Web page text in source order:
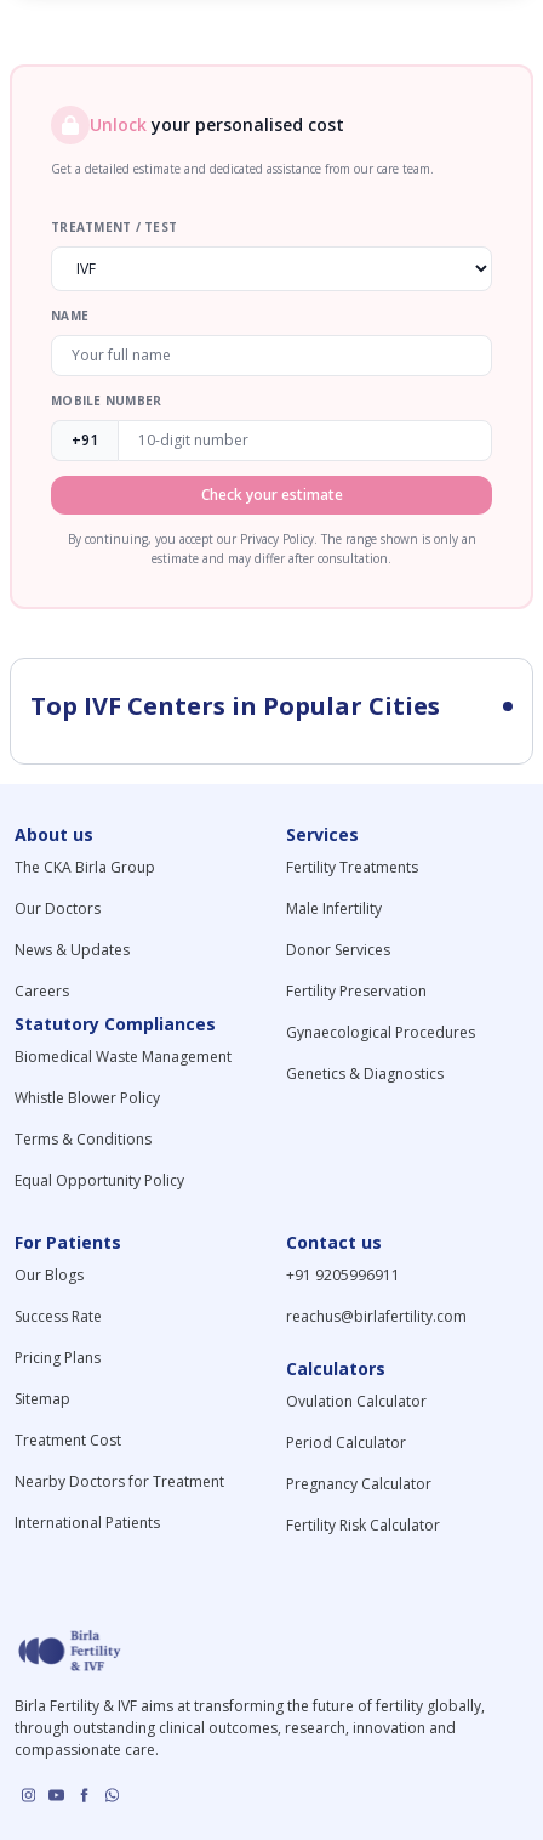
Unlockyour personalised cost
Get a detailed estimate and dedicated assistance from our care team.
TREATMENT / TEST
NAME
MOBILE NUMBER
+91
Check your estimate
By continuing, you accept our Privacy Policy. The range shown is only an
estimate and may differ after consultation.
Top IVF Centers in Popular Cities
About us
The CKA Birla Group
Our Doctors
News & Updates
Careers
Statutory Compliances
Biomedical Waste Management
Whistle Blower Policy
Terms & Conditions
Equal Opportunity Policy
Services
Fertility Treatments
Male Infertility
Donor Services
Fertility Preservation
Gynaecological Procedures
Genetics & Diagnostics
For Patients
Our Blogs
Success Rate
Pricing Plans
Sitemap
Treatment Cost
Nearby Doctors for Treatment
International Patients
Contact us
+91 9205996911
reachus@birlafertility.com
Calculators
Ovulation Calculator
Period Calculator
Pregnancy Calculator
Fertility Risk Calculator
Birla Fertility & IVF aims at transforming the future of fertility globally,
through outstanding clinical outcomes, research, innovation and
compassionate care.